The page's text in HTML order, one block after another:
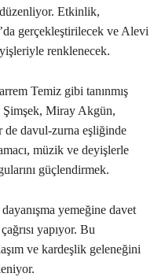
Etkinlik,
gerçekleştirilecek ve Alevi
renklenecek.
Temiz gibi tanınmış
Şimşek, Miray Akgün,
davul-zurna eşliğinde
müzik ve deyişlerle
güçlendirmek.
yemeğine davet
yapıyor. Bu
ve kardeşlik geleneğini